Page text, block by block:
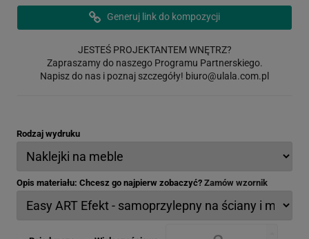
Generuj link do kompozycji
JESTEŚ PROJEKTANTEM WNĘTRZ?
Zapraszamy do naszego Programu Partnerskiego.
Napisz do nas i poznaj szczegóły! biuro@ulala.com.pl
Rodzaj wydruku
Opis materiału: Chcesz go najpierw zobaczyć? Zamów wzornik